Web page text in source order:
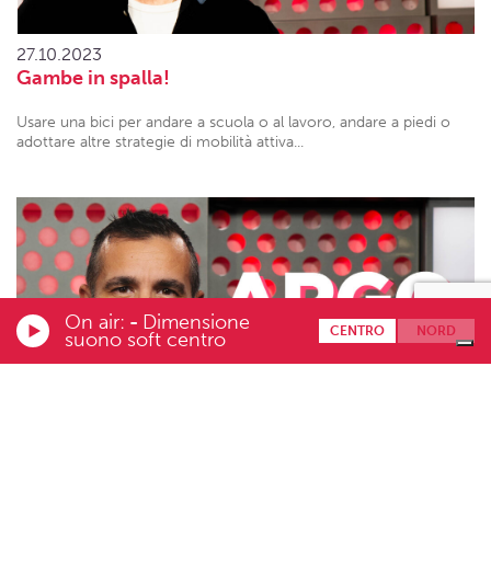
On air: - Dimensione
suono soft centro CENTRO NORD
27.10.2023
Gambe in spalla!
Usare una bici per andare a scuola o al lavoro, andare a piedi o
adottare altre strategie di mobilità attiva...